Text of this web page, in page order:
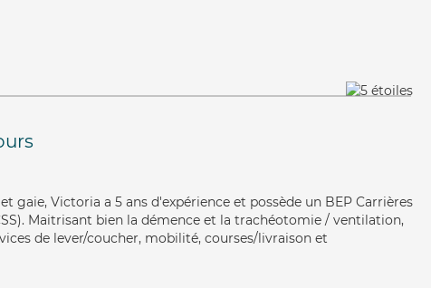
gaie, Victoria a 5 ans d'expérience et possède un BEP Carrières
Maitrisant bien la démence et la trachéotomie / ventilation,
de lever/coucher, mobilité, courses/livraison et